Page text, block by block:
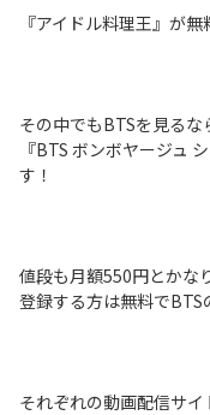
『アイドル料理王』が
その中でもBTSを見る
『BTS ボンボヤージュ
す！
値段も月額550円とかな
登録する方は無料でBTS
それぞれの動画配信サ